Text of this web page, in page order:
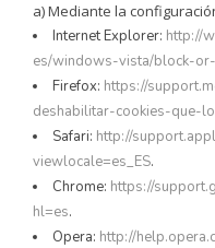
a) Mediante la
Internet Explorer: http://
es/windows-vista/block-
Firefox: https://
deshabilitar-cookies-que-
Safari: http://
viewlocale=es_ES.
Chrome: https://
hl=es.
Opera: http://